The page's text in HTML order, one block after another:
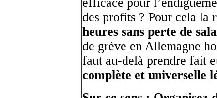
des profits ? Pour cela la
heures sans perte de
de grève en Allemagne
faut au-delà prendre fait
complète et universelle